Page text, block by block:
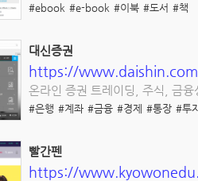
#ebook #e-book #이북 #도서 #책
대신증권
https://www.daishin.com
온라인 증권 트레이딩, 주식, 금
#은행 #계좌 #금융 #경제 #통장 #투
빨간펜
https://